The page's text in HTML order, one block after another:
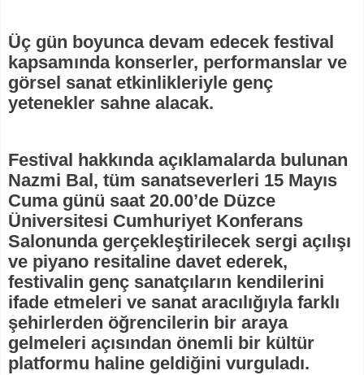
Üç gün boyunca devam edecek festival
kapsamında konserler, performanslar ve
görsel sanat etkinlikleriyle genç
yetenekler sahne alacak.
Festival hakkında açıklamalarda bulunan
Nazmi Bal, tüm sanatseverleri 15 Mayıs
Cuma günü saat 20.00’de Düzce
Üniversitesi Cumhuriyet Konferans
Salonunda gerçekleştirilecek sergi açılışı
ve piyano resitaline davet ederek,
festivalin genç sanatçıların kendilerini
ifade etmeleri ve sanat aracılığıyla farklı
şehirlerden öğrencilerin bir araya
gelmeleri açısından önemli bir kültür
platformu haline geldiğini vurguladı.